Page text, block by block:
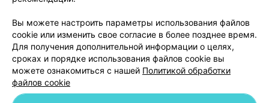
Обработка персональных данных
Вы можете настроить параметры использования файлов
cookie или изменить свое согласие в более позднее время.
Для получения дополнительной информации о целях,
сроках и порядке использования файлов cookie вы
можете ознакомиться с нашей Политикой обработки
файлов cookie